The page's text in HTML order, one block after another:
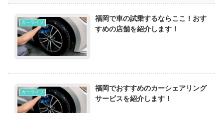
カーライフ
福岡で車の試乗するならここ！おす
すめの店舗を紹介します！
カーライフ
福岡でおすすめのカーシェアリング
サービスを紹介します！